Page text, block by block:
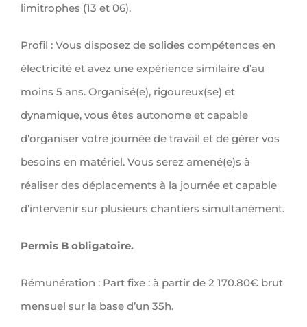
limitrophes (13 et 06).
Profil : Vous disposez de solides compétences en
électricité et avez une expérience similaire d’au
moins 5 ans. Organisé(e), rigoureux(se) et
dynamique, vous êtes autonome et capable
d’organiser votre journée de travail et de gérer vos
besoins en matériel. Vous serez amené(e)s à
réaliser des déplacements à la journée et capable
d’intervenir sur plusieurs chantiers simultanément.
Permis B obligatoire.
Rémunération : Part fixe : à partir de 2 170.80€ brut
mensuel sur la base d’un 35h.